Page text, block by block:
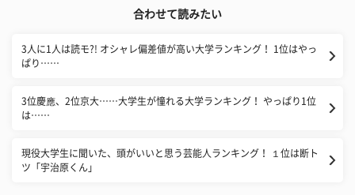
合わせて読みたい
3人に1人は読モ?! オシャレ偏差値が高い大学ランキング！ 1位はやっ
ぱり……
3位慶應、2位京大……大学生が憧れる大学ランキング！ やっぱり1位
は……
現役大学生に聞いた、頭がいいと思う芸能人ランキング！ １位は断ト
ツ「宇治原くん」